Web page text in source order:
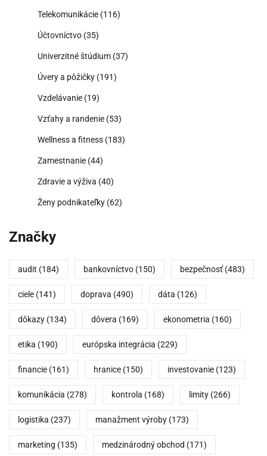
Telekomunikácie (116)
Účtovníctvo (35)
Univerzitné štúdium (37)
Úvery a pôžičky (191)
Vzdelávanie (19)
Vzťahy a randenie (53)
Wellness a fitness (183)
Zamestnanie (44)
Zdravie a výživa (40)
Ženy podnikateľky (62)
Značky
audit (184) bankovníctvo (150) bezpečnosť (483)
ciele (141) doprava (490) dáta (126)
dôkazy (134) dôvera (169) ekonometria (160)
etika (190) európska integrácia (229)
financie (161) hranice (150) investovanie (123)
komunikácia (278) kontrola (168) limity (266)
logistika (237) manažment výroby (173)
marketing (135) medzinárodný obchod (171)